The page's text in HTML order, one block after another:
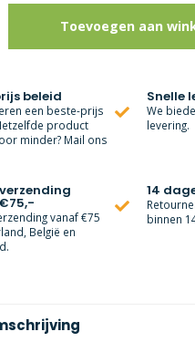
Toevoegen aan
beleid
een beste-prijs
product
minder? Mail ons
Snelle
We
levering.
vanaf €75
België en
14
binnen